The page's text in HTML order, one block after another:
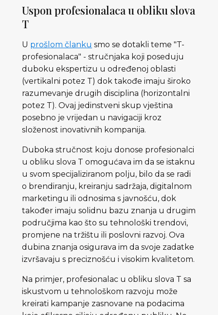
Uspon profesionalaca u obliku slova
T
U prošlom članku smo se dotakli teme "T-
profesionalaca" - stručnjaka koji poseduju
duboku ekspertizu u određenoj oblasti
(vertikalni potez T) dok takođe imaju široko
razumevanje drugih disciplina (horizontalni
potez T). Ovaj jedinstveni skup vještina
posebno je vrijedan u navigaciji kroz
složenost inovativnih kompanija.
Duboka stručnost koju donose profesionalci
u obliku slova T omogućava im da se istaknu
u svom specijaliziranom polju, bilo da se radi
o brendiranju, kreiranju sadržaja, digitalnom
marketingu ili odnosima s javnošću, dok
također imaju solidnu bazu znanja u drugim
područjima kao što su tehnološki trendovi,
promjene na tržištu ili poslovni razvoj. Ova
dubina znanja osigurava im da svoje zadatke
izvršavaju s preciznošću i visokim kvalitetom.
Na primjer, profesionalac u obliku slova T sa
iskustvom u tehnološkom razvoju može
kreirati kampanje zasnovane na podacima